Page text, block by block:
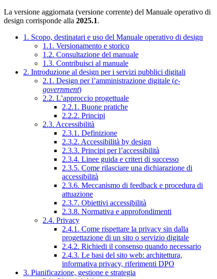
La versione aggiornata (versione corrente) del Manuale operativo di
design corrisponde alla 2025.1.
1. Scopo, destinatari e uso del Manuale operativo di design
1.1. Versionamento e storico
1.2. Consultazione del manuale
1.3. Contribuisci al manuale
2. Introduzione al design per i servizi pubblici digitali
2.1. Design per l’amministrazione digitale (e-
government)
2.2. L’approccio progettuale
2.2.1. Buone pratiche
2.2.2. Principi
2.3. Accessibilità
2.3.1. Definizione
2.3.2. Accessibilità by design
2.3.3. Principi per l’accessibilità
2.3.4. Linee guida e criteri di successo
2.3.5. Come rilasciare una dichiarazione di
accessibilità
2.3.6. Meccanismo di feedback e procedura di
attuazione
2.3.7. Obiettivi accessibilità
2.3.8. Normativa e approfondimenti
2.4. Privacy
2.4.1. Come rispettare la privacy sin dalla
progettazione di un sito o servizio digitale
2.4.2. Richiedi il consenso quando necessario
2.4.3. Le basi del sito web: architettura,
informativa privacy, riferimenti DPO
3. Pianificazione, gestione e strategia